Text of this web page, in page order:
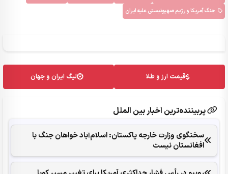
جنگ آمریکا و رژیم صهیونیستی علیه ایران
قیمت ارز و طلا لیگ ایران و جهان
پربیننده‌ترین اخبار بین الملل
سخنگوی وزارت خارجه پاکستان: اسلام‌آباد خواهان جنگ با
افغانستان نیست